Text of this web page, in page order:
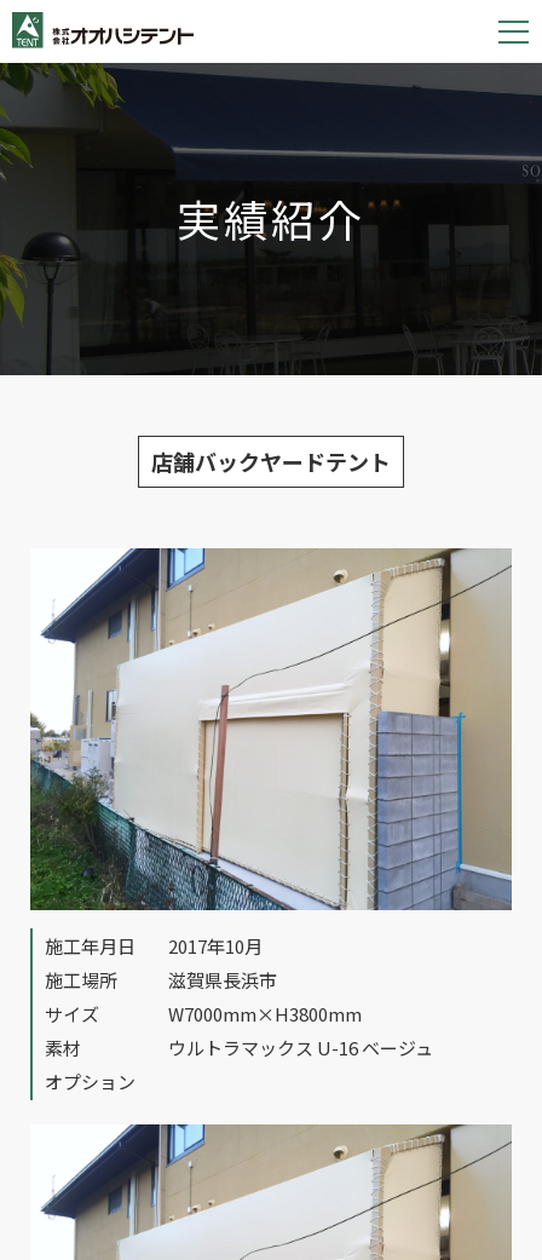
i
p
t
o
o
n
t
実績紹介
店舗バックヤードテント
施工年月日
2017年10月
施工場所
滋賀県長浜市
サイズ
W7000mm×H3800mm
素材
ウルトラマックス U-16 ベージュ
オプション